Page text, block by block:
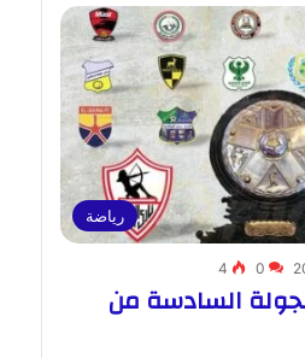
رياضة
0
4
السادسة من